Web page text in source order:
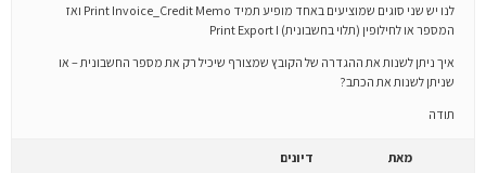
לנו יש שני סוגים שמוציעים באחד מופיע תמיד Print Invoice_Credit Memo ואז
המספר או לחילופין (תלוי בחשבונית) Print Export I
איך ניתן לשנות את ההגדרה של הקובץ שמצורף שיכיל רק את מספר החשבונית – או
שניתן לשנות את הכתב?
תודה
מאת דיונים